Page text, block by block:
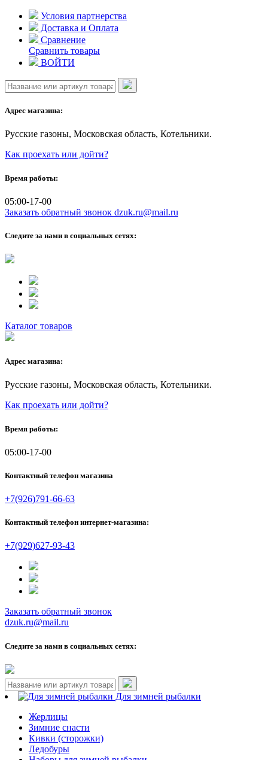
Skip
content
Условия партнерства
Доставка и Оплата
Сравнение
Сравнить товары
ВОЙТИ
Адрес магазина:
Русские газоны, Московская область, Котельники.
Как проехать или дойти?
Время работы:
05:00-17-00
Заказать обратный звонок dzuk.ru@mail.ru
Следите за нами в социальных сетях:
Каталог товаров
Адрес магазина:
Русские газоны, Московская область, Котельники.
Как проехать или дойти?
Время работы:
05:00-17-00
Контактный телефон магазина
+7(926)791-66-63
Контактный телефон интернет-магазина:
+7(929)627-93-43
Заказать обратный звонок
dzuk.ru@mail.ru
Следите за нами в социальных сетях:
Для зимней рыбалки
Жерлицы
Зимние снасти
Кивки (сторожки)
Ледобуры